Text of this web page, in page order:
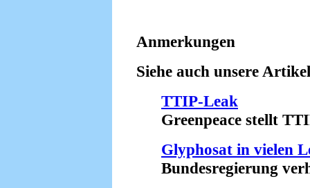
Anmerkungen
Siehe auch unsere
TTIP-Leak
Greenpeace stellt
Glyphosat in vielen
Bundesregierung